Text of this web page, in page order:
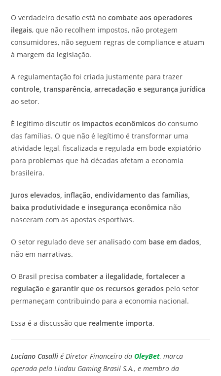
O verdadeiro desafio está no combate aos operadores
ilegais, que não recolhem impostos, não protegem
consumidores, não seguem regras de compliance e atuam
à margem da legislação.
A regulamentação foi criada justamente para trazer
controle, transparência, arrecadação e segurança jurídica
ao setor.
É legítimo discutir os impactos econômicos do consumo
das famílias. O que não é legítimo é transformar uma
atividade legal, fiscalizada e regulada em bode expiatório
para problemas que há décadas afetam a economia
brasileira.
Juros elevados, inflação, endividamento das famílias,
baixa produtividade e insegurança econômica não
nasceram com as apostas esportivas.
O setor regulado deve ser analisado com base em dados,
não em narrativas.
O Brasil precisacombater a ilegalidade, fortalecer a
regulação e garantir que os recursos gerados pelo setor
permaneçam contribuindo para a economia nacional.
Essa é a discussão que realmente importa.
Luciano Casalli é Diretor Financeiro daOleyBet, marca
operada pela Lindau Gaming Brasil S.A., e membro da